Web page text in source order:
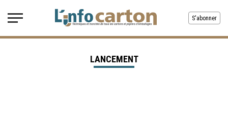
S'abonner
LANCEMENT